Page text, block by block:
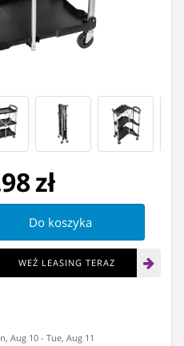
zł
Do koszyka
WEŹ LEASING TERAZ
Aug 10 - Tue, Aug 11